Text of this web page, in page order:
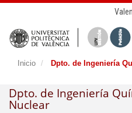
Inicio Dpto. de Ingeniería
Dpto. de Ingeniería
Nuclear